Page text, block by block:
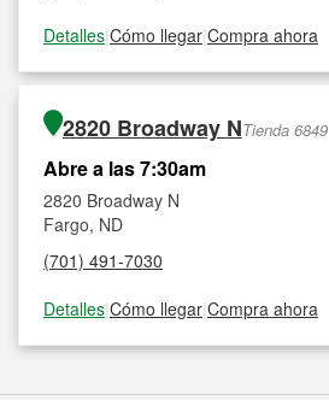
Detalles|Cómo llegar|Compra ahora
2820 Broadway NTienda 6849
Abre a las 7:30am
2820 Broadway N
Fargo, ND
(701) 491-7030
Detalles|Cómo llegar|Compra ahora